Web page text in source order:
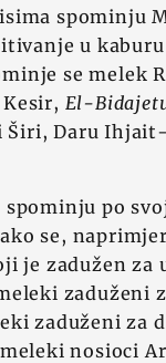
spominju
u
se melek
El-
Širi, Daru
spominju po
se,
je zadužen za
zaduženi
zaduženi za
nosioci